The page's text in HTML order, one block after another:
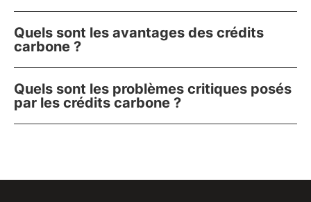
Quels sont les avantages des crédits
carbone ?
Quels sont les problèmes critiques posés
par les crédits carbone ?